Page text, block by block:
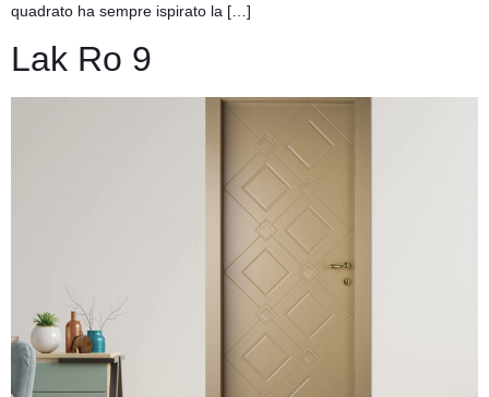
quadrato ha sempre ispirato la […]
Lak Ro 9